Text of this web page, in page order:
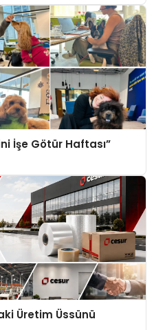
İşe Götür Haftası”
Üretim Üssünü